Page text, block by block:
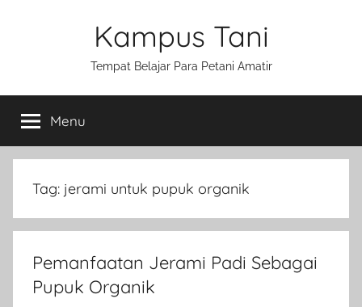
Kampus Tani
Tempat Belajar Para Petani Amatir
Menu
Tag: jerami untuk pupuk organik
Pemanfaatan Jerami Padi Sebagai
Pupuk Organik